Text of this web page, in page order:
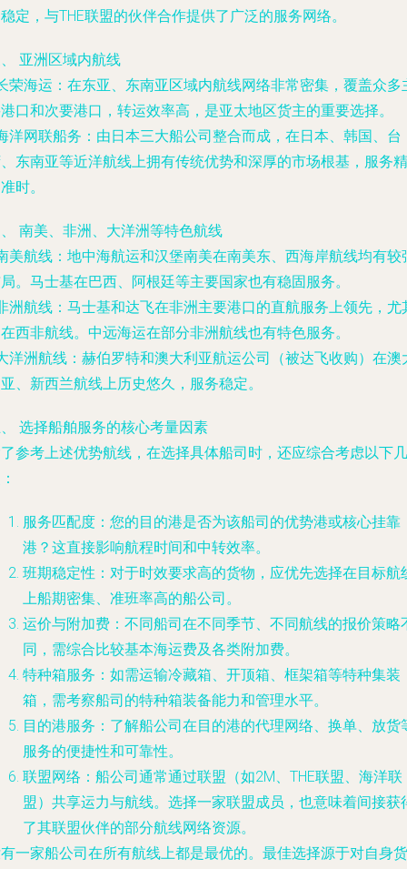
定，与THE联盟的伙伴合作提供了广泛的服务网络。
亚洲区域内航线
荣海运：在东亚、东南亚区域内航线网络非常密集，覆盖众多
口和次要港口，转运效率高，是亚太地区货主的重要选择。
洋网联船务：由日本三大船公司整合而成，在日本、韩国、台
东南亚等近洋航线上拥有传统优势和深厚的市场根基，服务精
时。
南美、非洲、大洋洲等特色航线
美航线：地中海航运和汉堡南美在南美东、西海岸航线均有较
。马士基在巴西、阿根廷等主要国家也有稳固服务。
洲航线：马士基和达飞在非洲主要港口的直航服务上领先，尤
西非航线。中远海运在部分非洲航线也有特色服务。
洋洲航线：赫伯罗特和澳大利亚航运公司（被达飞收购）在澳
、新西兰航线上历史悠久，服务稳定。
选择船舶服务的核心考量因素
参考上述优势航线，在选择具体船司时，还应综合考虑以下几
服务匹配度：您的目的港是否为该船司的优势港或核心挂靠
港？这直接影响航程时间和中转效率。
班期稳定性：对于时效要求高的货物，应优先选择在目标航
上船期密集、准班率高的船公司。
运价与附加费：不同船司在不同季节、不同航线的报价策略
同，需综合比较基本海运费及各类附加费。
特种箱服务：如需运输冷藏箱、开顶箱、框架箱等特种集装
箱，需考察船司的特种箱装备能力和管理水平。
目的港服务：了解船公司在目的港的代理网络、换单、放货
服务的便捷性和可靠性。
联盟网络：船公司通常通过联盟（如2M、THE联盟、海洋联
盟）共享运力与航线。选择一家联盟成员，也意味着间接获
了其联盟伙伴的部分航线网络资源。
一家船公司在所有航线上都是最优的。最佳选择源于对自身货